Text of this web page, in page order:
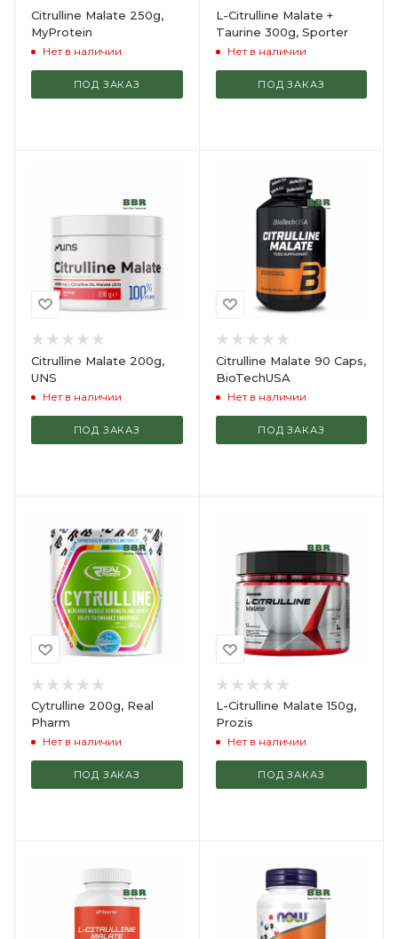
Citrulline Malate 250g,
MyProtein
Нет в наличии
ПОД ЗАКАЗ
L-Citrulline Malate +
Taurine 300g, Sporter
Нет в наличии
ПОД ЗАКАЗ
Citrulline Malate 200g,
UNS
Нет в наличии
ПОД ЗАКАЗ
Citrulline Malate 90 Caps,
BioTechUSA
Нет в наличии
ПОД ЗАКАЗ
Cytrulline 200g, Real
Pharm
Нет в наличии
ПОД ЗАКАЗ
L-Citrulline Malate 150g,
Prozis
Нет в наличии
ПОД ЗАКАЗ